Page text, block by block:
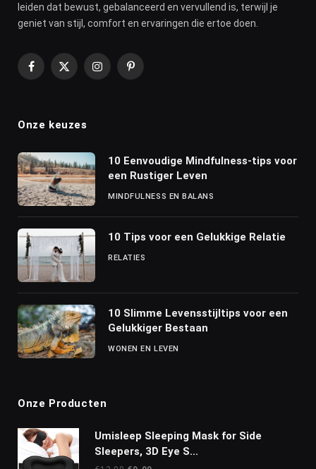
leiden dat bewust, gebalanceerd en vervullend is, terwijl je
geniet van stijl, comfort en ervaringen die ertoe doen.
Facebook
X
InstagramPinterest
Onze keuzes
10 Eenvoudige Mindfulness-tips voor
een Rustiger Leven
MINDFULNESS EN BALANS
10 Tips voor een Gelukkige Relatie
RELATIES
10 Slimme Levensstijltips voor een
Gelukkiger Bestaan
WONEN EN LEVEN
Onze Producten
Umisleep Sleeping Mask for Side
Sleepers, 3D Eye S...